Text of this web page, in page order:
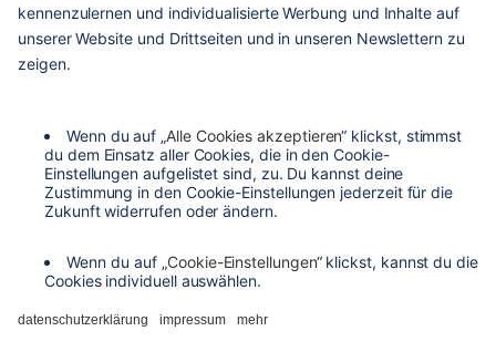
kontakt
zahlungsarten
datenschutzerklärung
impressum